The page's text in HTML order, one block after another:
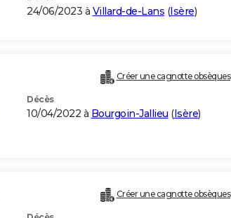
24/06/2023 à Villard-de-Lans (Isère)
Créer une cagnotte obsèques
Décès
10/04/2022 à Bourgoin-Jallieu (Isère)
Créer une cagnotte obsèques